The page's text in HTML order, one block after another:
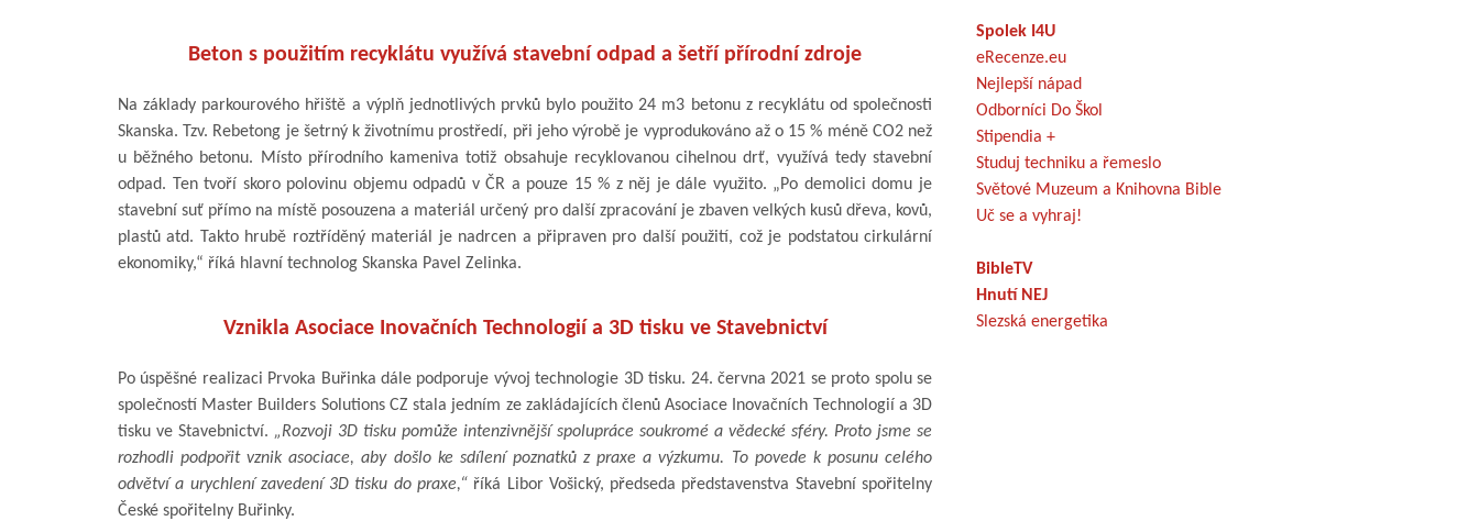
Beton s použitím recyklátu využívá stavební odpad a šetří přírodní zdroje
Na základy parkourového hřiště a výplň jednotlivých prvků bylo použito 24 m3 betonu z recyklátu od společnosti
Skanska. Tzv. Rebetong je šetrný k životnímu prostředí, při jeho výrobě je vyprodukováno až o 15 % méně CO2 než
u běžného betonu. Místo přírodního kameniva totiž obsahuje recyklovanou cihelnou drť, využívá tedy stavební
odpad. Ten tvoří skoro polovinu objemu odpadů v ČR a pouze 15 % z něj je dále využito. „Po demolici domu je
stavební suť přímo na místě posouzena a materiál určený pro další zpracování je zbaven velkých kusů dřeva, kovů,
plastů atd. Takto hrubě roztříděný materiál je nadrcen a připraven pro další použití, což je podstatou cirkulární
ekonomiky,“ říká hlavní technolog Skanska Pavel Zelinka.
Vznikla Asociace Inovačních Technologií a 3D tisku ve Stavebnictví
Po úspěšné realizaci Prvoka Buřinka dále podporuje vývoj technologie 3D tisku. 24. června 2021 se proto spolu se
společností Master Builders Solutions CZ stala jedním ze zakládajících členů Asociace Inovačních Technologií a 3D
tisku ve Stavebnictví. „Rozvoji 3D tisku pomůže intenzivnější spolupráce soukromé a vědecké sféry. Proto jsme se
rozhodli podpořit vznik asociace, aby došlo ke sdílení poznatků z praxe a výzkumu. To povede k posunu celého
odvětví a urychlení zavedení 3D tisku do praxe,“ říká Libor Vošický, předseda představenstva Stavební spořitelny
České spořitelny Buřinky.
Spolek I4U
eRecenze.eu
Nejlepší nápad
Odborníci Do Škol
Stipendia +
Studuj techniku a řemeslo
Světové Muzeum a Knihovna Bible
Uč se a vyhraj!
BibleTV
Hnutí NEJ
Slezská energetika